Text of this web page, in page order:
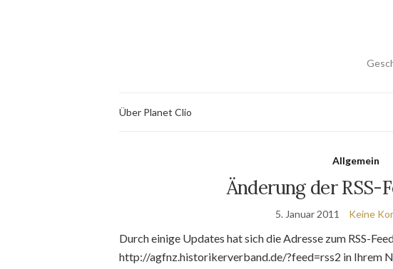
Über Planet Clio
Allgemein
Änderung der RSS-
5. Januar 2011 Keine
Durch einige Updates hat sich die Adresse zum RSS-
http://agfnz.historikerverband.de/?feed=rss2 in Ihrem